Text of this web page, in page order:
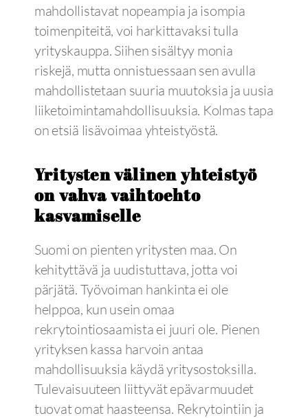
mahdollistavat nopeampia ja isompia
toimenpiteitä, voi harkittavaksi tulla
yrityskauppa. Siihen sisältyy monia
riskejä, mutta onnistuessaan sen avulla
mahdollistetaan suuria muutoksia ja uusia
liiketoimintamahdollisuuksia. Kolmas tapa
on etsiä lisävoimaa yhteistyöstä.
Yritysten välinen yhteistyö
on vahva vaihtoehto
kasvamiselle
Suomi on pienten yritysten maa. On
kehityttävä ja uudistuttava, jotta voi
pärjätä. Työvoiman hankinta ei ole
helppoa, kun usein omaa
rekrytointiosaamista ei juuri ole. Pienen
yrityksen kassa harvoin antaa
mahdollisuuksia käydä yritysostoksilla.
Tulevaisuuteen liittyvät epävarmuudet
tuovat omat haasteensa. Rekrytointiin ja